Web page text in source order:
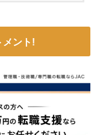
メント!